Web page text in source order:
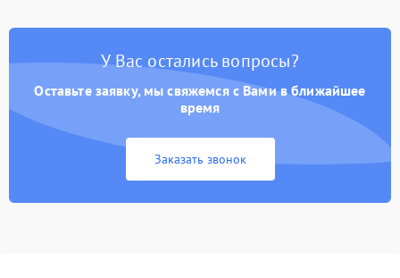
У Вас остались вопросы?
Оставьте заявку, мы свяжемся с Вами в ближайшее
время
Заказать звонок